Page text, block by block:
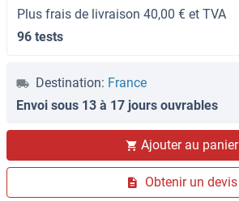
Plus frais de livraison 40,00 € et TVA
96 tests
Destination: France
Envoi sous 13 à 17 jours ouvrables
Ajouter au panier
Obtenir un devis